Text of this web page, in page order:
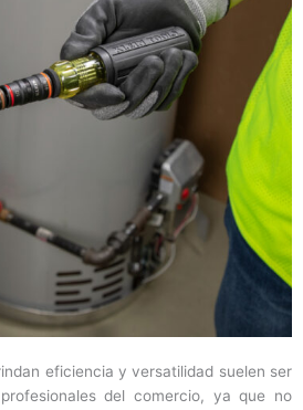
eficiencia y versatilidad suelen ser
del comercio, ya que no